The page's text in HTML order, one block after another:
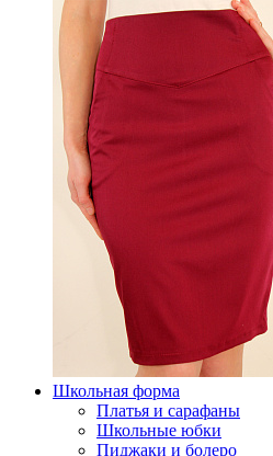
Школьная форма
Платья и сарафаны
Школьные юбки
Пиджаки и болеро